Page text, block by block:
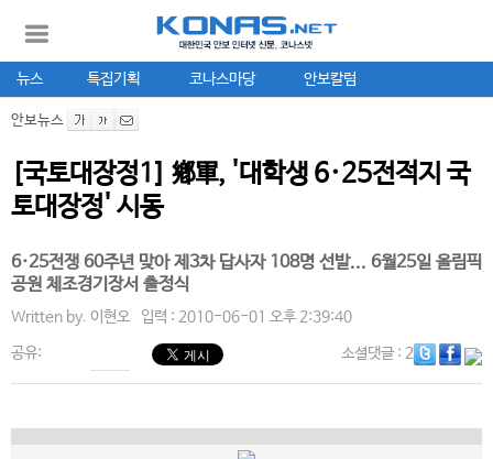
뉴스 특집기획 코나스마당 안보칼럼
안보뉴스
[국토대장정1] 鄕軍, '대학생 6·25전적지 국
토대장정' 시동
6·25전쟁 60주년 맞아 제3차 답사자 108명 선발... 6월25일 올림픽
공원 체조경기장서 출정식
Written by. 이현오 입력 : 2010-06-01 오후 2:39:40
공유: 소셜댓글: 2